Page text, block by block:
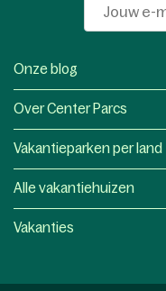
Onze blog
Over Center Parcs
Vakantieparken per land
Alle vakantiehuizen
Vakanties